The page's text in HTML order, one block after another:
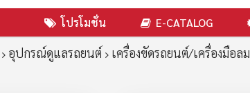
โปรโมชั่น E-CATALOG
อุปกรณ์ดูแลรถยนต์ เครื่องขัดรถยนต์/เครื่องมือลม